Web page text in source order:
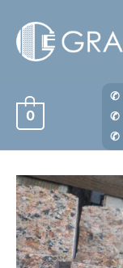
содержимому
0
✆
✆
✆